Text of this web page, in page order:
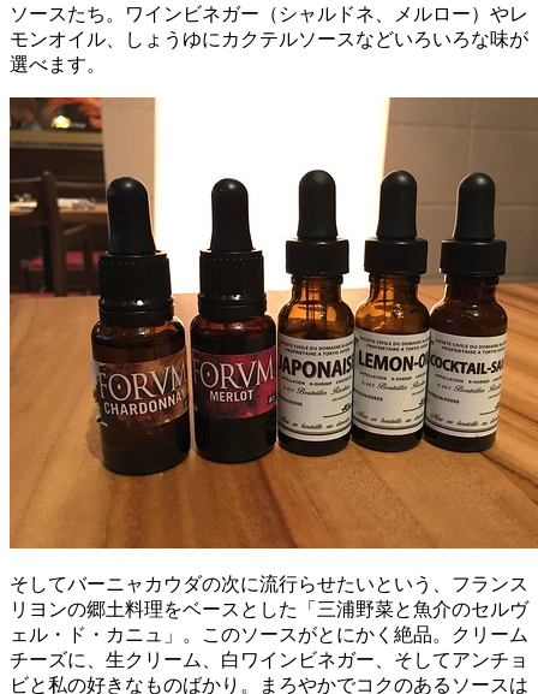
ソースたち。ワインビネガー（シャルドネ、メルロー）やレ
モンオイル、しょうゆにカクテルソースなどいろいろな味が
選べます。
そしてバーニャカウダの次に流行らせたいという、フランス
リヨンの郷土料理をベースとした「三浦野菜と魚介のセルヴ
ェル・ド・カニュ」。このソースがとにかく絶品。クリーム
チーズに、生クリーム、白ワインビネガー、そしてアンチョ
ビと私の好きなものばかり。まろやかでコクのあるソースは